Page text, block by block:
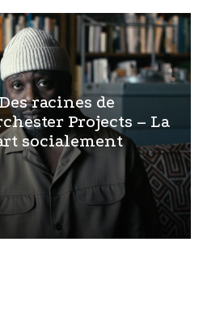
racines de
Projects – La
socialement